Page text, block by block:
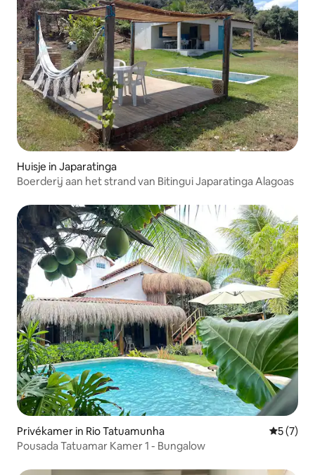
Huisje in Japaratinga
Boerderij aan het strand van Bitingui Japaratinga Alagoas
Privékamer in Rio Tatuamunha
5 (7)
Pousada Tatuamar Kamer 1 - Bungalow